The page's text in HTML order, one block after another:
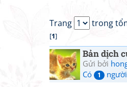
Trang trong
[1]
Bản dịch
Gửi bởi
Có
1